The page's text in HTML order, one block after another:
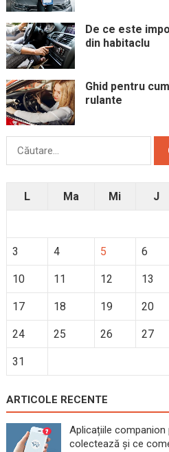
De ce este
din habitaclu
Ghid pentru
rulante
Caută
L Ma Mi J
3 4 5 6
10 11 12 13
17 18 19 20
24 25 26 27
31
ARTICOLE RECENTE
Aplicațiile companion
colectează și ce